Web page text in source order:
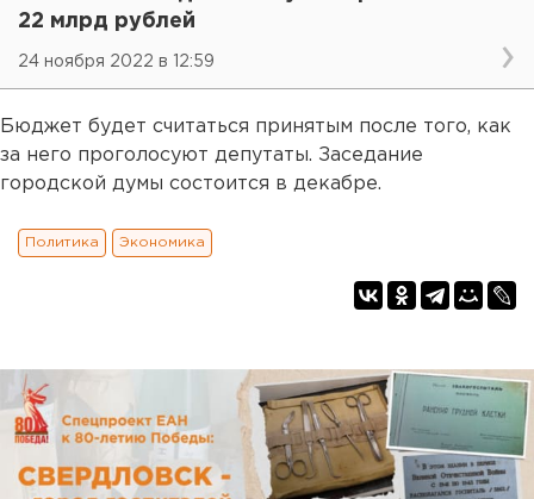
22 млрд рублей
24 ноября 2022 в 12:59
Бюджет будет считаться принятым после того, как
за него проголосуют депутаты. Заседание
городской думы состоится в декабре.
Политика Экономика